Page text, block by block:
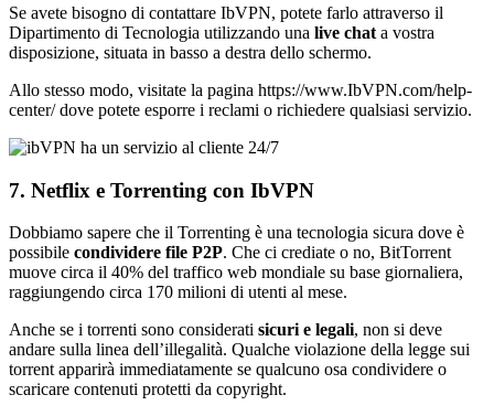
Se avete bisogno di contattare IbVPN, potete farlo attraverso il
Dipartimento di Tecnologia utilizzando una live chat a vostra
disposizione, situata in basso a destra dello schermo.
Allo stesso modo, visitate la pagina https://www.IbVPN.com/help-
center/ dove potete esporre i reclami o richiedere qualsiasi servizio.
7. Netflix e Torrenting con IbVPN
Dobbiamo sapere che il Torrenting è una tecnologia sicura dove è
possibile condividere file P2P. Che ci crediate o no, BitTorrent
muove circa il 40% del traffico web mondiale su base giornaliera,
raggiungendo circa 170 milioni di utenti al mese.
Anche se i torrenti sono considerati sicuri e legali, non si deve
andare sulla linea dell’illegalità. Qualche violazione della legge sui
torrent apparirà immediatamente se qualcuno osa condividere o
scaricare contenuti protetti da copyright.